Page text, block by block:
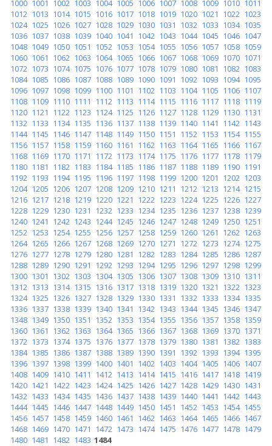
1000 1001 1002 1003 1004 1005 1006 1007 1008 1009 1010 1011
1012 1013 1014 1015 1016 1017 1018 1019 1020 1021 1022 1023
1024 1025 1026 1027 1028 1029 1030 1031 1032 1033 1034 1035
1036 1037 1038 1039 1040 1041 1042 1043 1044 1045 1046 1047
1048 1049 1050 1051 1052 1053 1054 1055 1056 1057 1058 1059
1060 1061 1062 1063 1064 1065 1066 1067 1068 1069 1070 1071
1072 1073 1074 1075 1076 1077 1078 1079 1080 1081 1082 1083
1084 1085 1086 1087 1088 1089 1090 1091 1092 1093 1094 1095
1096 1097 1098 1099 1100 1101 1102 1103 1104 1105 1106 1107
1108 1109 1110 1111 1112 1113 1114 1115 1116 1117 1118 1119
1120 1121 1122 1123 1124 1125 1126 1127 1128 1129 1130 1131
1132 1133 1134 1135 1136 1137 1138 1139 1140 1141 1142 1143
1144 1145 1146 1147 1148 1149 1150 1151 1152 1153 1154 1155
1156 1157 1158 1159 1160 1161 1162 1163 1164 1165 1166 1167
1168 1169 1170 1171 1172 1173 1174 1175 1176 1177 1178 1179
1180 1181 1182 1183 1184 1185 1186 1187 1188 1189 1190 1191
1192 1193 1194 1195 1196 1197 1198 1199 1200 1201 1202 1203
1204 1205 1206 1207 1208 1209 1210 1211 1212 1213 1214 1215
1216 1217 1218 1219 1220 1221 1222 1223 1224 1225 1226 1227
1228 1229 1230 1231 1232 1233 1234 1235 1236 1237 1238 1239
1240 1241 1242 1243 1244 1245 1246 1247 1248 1249 1250 1251
1252 1253 1254 1255 1256 1257 1258 1259 1260 1261 1262 1263
1264 1265 1266 1267 1268 1269 1270 1271 1272 1273 1274 1275
1276 1277 1278 1279 1280 1281 1282 1283 1284 1285 1286 1287
1288 1289 1290 1291 1292 1293 1294 1295 1296 1297 1298 1299
1300 1301 1302 1303 1304 1305 1306 1307 1308 1309 1310 1311
1312 1313 1314 1315 1316 1317 1318 1319 1320 1321 1322 1323
1324 1325 1326 1327 1328 1329 1330 1331 1332 1333 1334 1335
1336 1337 1338 1339 1340 1341 1342 1343 1344 1345 1346 1347
1348 1349 1350 1351 1352 1353 1354 1355 1356 1357 1358 1359
1360 1361 1362 1363 1364 1365 1366 1367 1368 1369 1370 1371
1372 1373 1374 1375 1376 1377 1378 1379 1380 1381 1382 1383
1384 1385 1386 1387 1388 1389 1390 1391 1392 1393 1394 1395
1396 1397 1398 1399 1400 1401 1402 1403 1404 1405 1406 1407
1408 1409 1410 1411 1412 1413 1414 1415 1416 1417 1418 1419
1420 1421 1422 1423 1424 1425 1426 1427 1428 1429 1430 1431
1432 1433 1434 1435 1436 1437 1438 1439 1440 1441 1442 1443
1444 1445 1446 1447 1448 1449 1450 1451 1452 1453 1454 1455
1456 1457 1458 1459 1460 1461 1462 1463 1464 1465 1466 1467
1468 1469 1470 1471 1472 1473 1474 1475 1476 1477 1478 1479
1480 1481 1482 1483 1484